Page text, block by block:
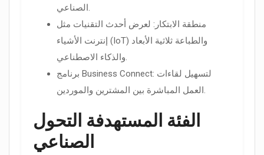
الصناعي.
منطقة الابتكار: لعرض أحدث التقنيات مثل
إنترنت الأشياء (IoT) والطباعة ثلاثية الأبعاد
والذكاء الاصطناعي.
برنامج Business Connect: لتسهيل لقاءات
العمل المباشرة بين المشترين والموردين.
الفئة المستهدفة التحول
الصناعي